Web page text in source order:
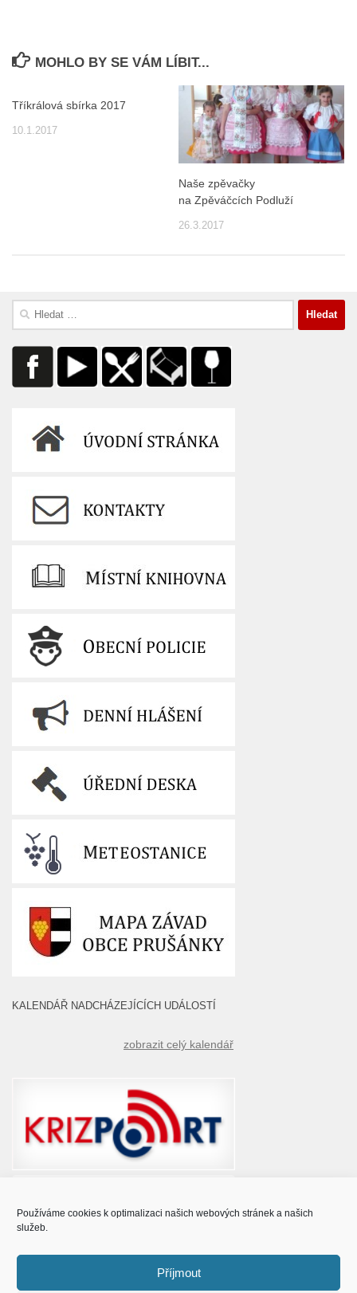
Používáme cookies k optimalizaci našich webových stránek a našich
služeb.
Příjmout
MOHLO BY SE VÁM LÍBIT...
Tříkrálová sbírka 2017
10.1.2017
Naše zpěvačky
na Zpěváčcích Podluží
26.3.2017
Vyhledávání
KALENDÁŘ NADCHÁZEJÍCÍCH UDÁLOSTÍ
zobrazit celý kalendář